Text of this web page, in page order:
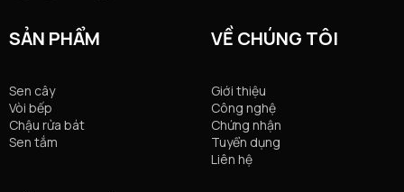
SẢN PHẨM
Sen cây
Vòi bếp
Chậu rửa bát
Sen tắm
VỀ CHÚNG TÔI
Giới thiệu
Công nghệ
Chứng nhận
Tuyển dụng
Liên hệ